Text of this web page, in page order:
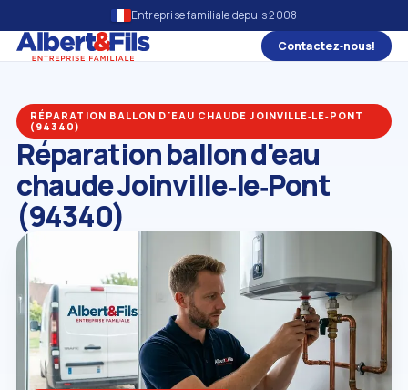
Entreprise familiale depuis 2008
Contactez‑nous!
RÉPARATION BALLON D'EAU CHAUDE JOINVILLE‑LE‑PONT
(94340)
Réparation ballon d'eau
chaude Joinville‑le‑Pont
(94340)